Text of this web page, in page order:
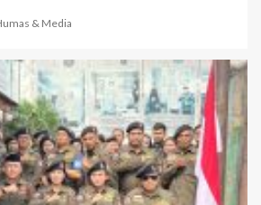
& Media